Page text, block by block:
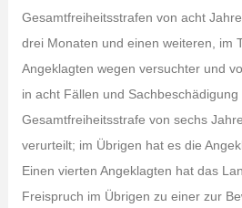
Gesamtfreiheitsstrafen von acht
drei Monaten und einen weiteren, im
Angeklagten wegen versuchter und
in acht Fällen und
Gesamtfreiheitsstrafe von sechs
verurteilt; im Übrigen hat es die
Einen vierten Angeklagten hat das
Freispruch im Übrigen zu einer zur